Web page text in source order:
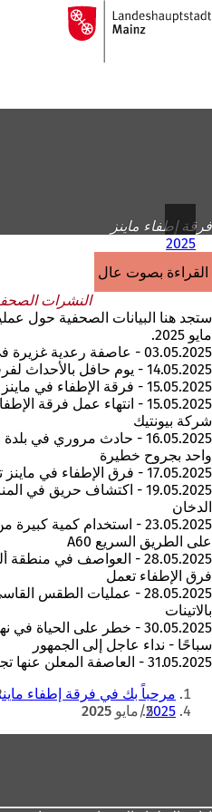
الانتقال إلى المحتوى
إلى
الصفحة
فرقة إطفاء ماينز
2025
القراءة بصوت عالٍ
النشرات الصحفية
ستجد هنا البيانات الصحفية حول
مايو 2025.
03.05.2025 - عاصفة رعدية غزيرة في ماينز وراينهايسن
14.05.2025 - يوم حافل بالأحداث لفرقة الإطفاء المحترفة في ماينز
15.05.2025 - فرقة الإطفاء في ماينز تعمل في مقر شركة بيونتيك
15.05.2025 - انتهاء عمل فرقة
شركة بيونتيك
16.05.2025 - حادث مروري في
واحد بجروح خطيرة
17.05.2025 - فرق الإطفاء في ماينز تكافح حريقًا في ملعب مغلق
19.05.2025 - اكتشاف حريق
الدخان
23.05.2025 - استخدام كمية
على الطريق السريع A60
28.05.2025 - العواصف في
فرق الإطفاء تعمل
28.05.2025 - عمليات الطقس
بالاتينات
30.05.2025 - خطر على الحياة
سباحًا - نداء عاجل إلى الجمهور
31.05.2025 - العاصفة المعلن عنها تجعل التخطيط المسبق ضروريًا
أنت
هنا
مرحباً بك في فرقة إطفاء
2025 مايو 2025